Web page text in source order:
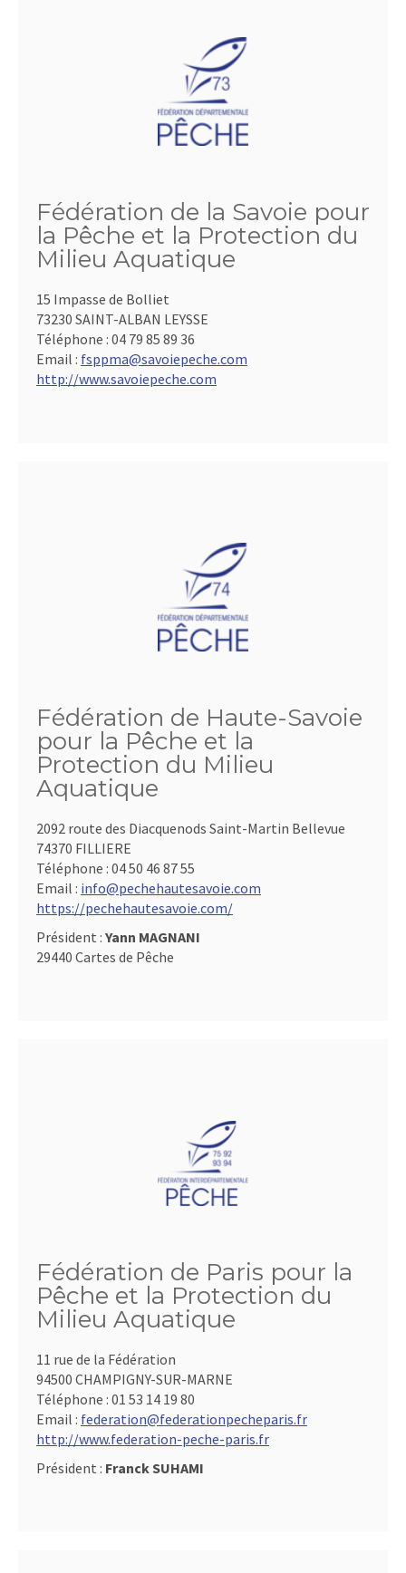
Fédération de la Savoie pour
la Pêche et la Protection du
Milieu Aquatique
15 Impasse de Bolliet
73230 SAINT-ALBAN LEYSSE
Téléphone : 04 79 85 89 36
Email : fsppma@savoiepeche.com
http://www.savoiepeche.com
Fédération de Haute-Savoie
pour la Pêche et la
Protection du Milieu
Aquatique
2092 route des Diacquenods Saint-Martin Bellevue
74370 FILLIERE
Téléphone : 04 50 46 87 55
Email : info@pechehautesavoie.com
https://pechehautesavoie.com/
Président : Yann MAGNANI
29440 Cartes de Pêche
Fédération de Paris pour la
Pêche et la Protection du
Milieu Aquatique
11 rue de la Fédération
94500 CHAMPIGNY-SUR-MARNE
Téléphone : 01 53 14 19 80
Email : federation@federationpecheparis.fr
http://www.federation-peche-paris.fr
Président : Franck SUHAMI